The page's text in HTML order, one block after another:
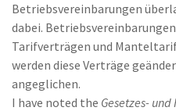
Betriebsvereinbarungen
dabei.
Tarifverträgen und
werden diese Verträge
angeglichen.
I have noted the Gesetzes-